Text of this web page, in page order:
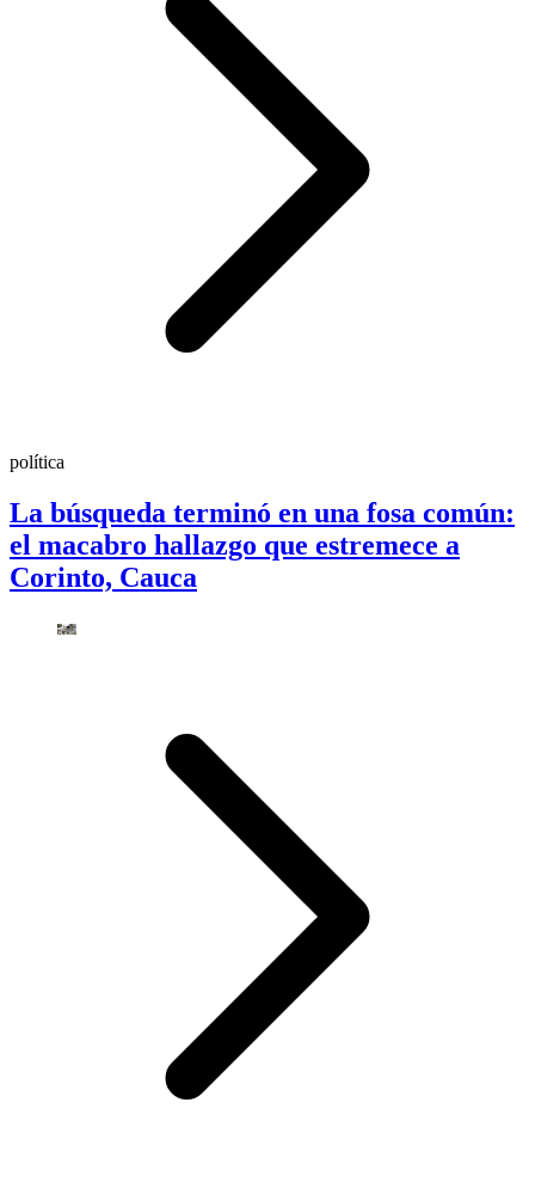
política
La búsqueda terminó en una fosa común:
el macabro hallazgo que estremece a
Corinto, Cauca